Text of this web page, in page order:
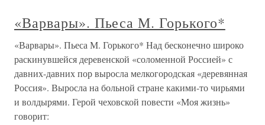
«Варвары». Пьеса М. Горького*
«Варвары». Пьеса М. Горького* Над бесконечно широко
раскинувшейся деревенской «соломенной Россией» с
давних-давних пор выросла мелкогородская «деревянная
Россия». Выросла на больной стране какими-то чирьями
и волдырями. Герой чеховской повести «Моя жизнь»
говорит: